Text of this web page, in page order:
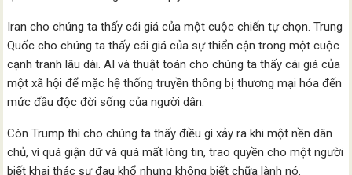
Iran cho chúng ta thấy cái giá của một cuộc chiến tự chọn. Trung
Quốc cho chúng ta thấy cái giá của sự thiển cận trong một cuộc
cạnh tranh lâu dài. AI và thuật toán cho chúng ta thấy cái giá của
một xã hội để mặc hệ thống truyền thông bị thương mại hóa đến
mức đầu độc đời sống của người dân.
Còn Trump thì cho chúng ta thấy điều gì xảy ra khi một nền dân
chủ, vì quá giận dữ và quá mất lòng tin, trao quyền cho một người
biết khai thác sự đau khổ nhưng không biết chữa lành nó.